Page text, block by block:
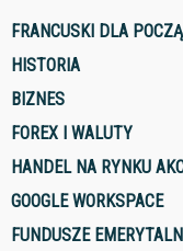
FRANCUSKI DLA
HISTORIA
BIZNES
FOREX I WALUTY
HANDEL NA RYNKU
GOOGLE WORKSPACE
FUNDUSZE